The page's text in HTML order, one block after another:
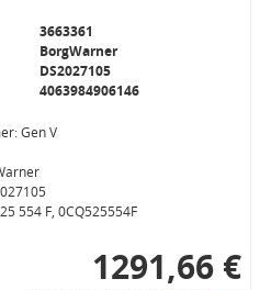
3663361
BorgWarner
DS2027105
4063984906146
Gen V
554 F, 0CQ525554F
1291,66 €